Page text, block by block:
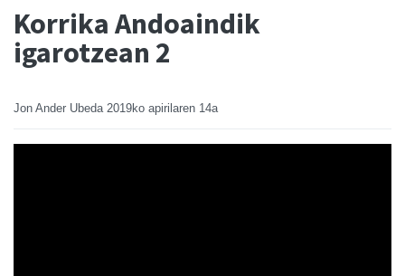
Korrika Andoaindik
igarotzean 2
Jon Ander Ubeda 2019ko apirilaren 14a